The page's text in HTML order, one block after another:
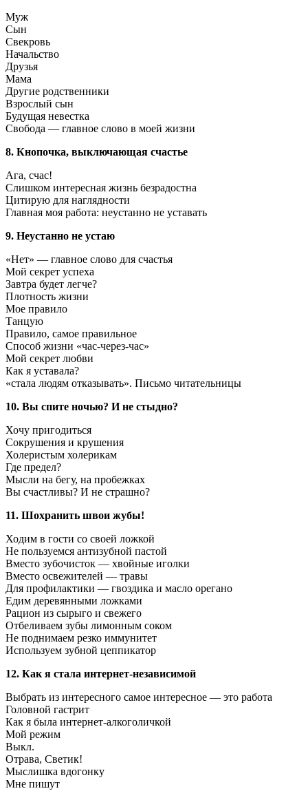
Муж
Сын
Свекровь
Начальство
Друзья
Мама
Другие родственники
Взрослый сын
Будущая невестка
Свобода — главное слово в моей жизни
8. Кнопочка, выключающая счастье
Ага, счас!
Слишком интересная жизнь безрадостна
Цитирую для наглядности
Главная моя работа: неустанно не уставать
9. Неустанно не устаю
«Нет» — главное слово для счастья
Мой секрет успеха
Завтра будет легче?
Плотность жизни
Мое правило
Танцую
Правило, самое правильное
Способ жизни «час-через-час»
Мой секрет любви
Как я уставала?
«стала людям отказывать». Письмо читательницы
10. Вы спите ночью? И не стыдно?
Хочу пригодиться
Сокрушения и крушения
Холеристым холерикам
Где предел?
Мысли на бегу, на пробежках
Вы счастливы? И не страшно?
11. Шохранить швои жубы!
Ходим в гости со своей ложкой
Не пользуемся антизубной пастой
Вместо зубочисток — хвойные иголки
Вместо освежителей — травы
Для профилактики — гвоздика и масло орегано
Едим деревянными ложками
Рацион из сырыго и свежего
Отбеливаем зубы лимонным соком
Не поднимаем резко иммунитет
Используем зубной цеппикатор
12. Как я стала интернет-независимой
Выбрать из интересного самое интересное — это работа
Головной гастрит
Как я была интернет-алкоголичкой
Мой режим
Выкл.
Отрава, Cветик!
Мыслишка вдогонку
Мне пишут